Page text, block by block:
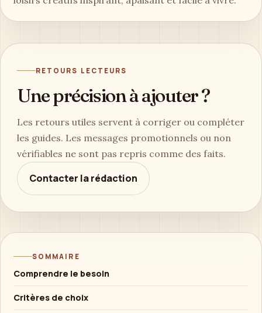
réveillent les souvenirs
Mélodie, geste, objet sonore : comprendre leur rôle
dans la mémoire affective, sans promesse magique
ni discours marchand.
Aménager un coin créatif pour mieux
déconnecter
Découvrez des idées simples pour créer un coin
loisirs créatifs inspirant, apaisant et facile à vivre.
RETOURS LECTEURS